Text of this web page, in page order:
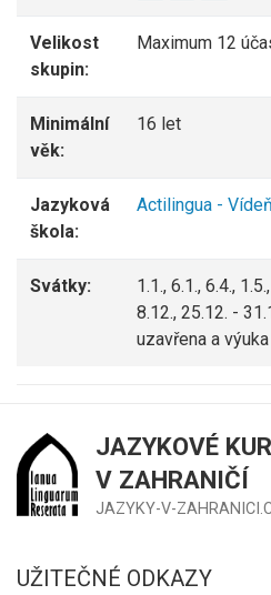
Velikost
skupin:
Maximum 12
Minimální
věk:
16 let
Jazyková
škola:
Actilingua - Vídeň
Svátky:
1.1., 6.1., 6.4.,
8.12., 25.12. -
uzavřena a
JAZYKOVÉ
V ZAHRANIČÍ
JAZYKY-V-
UŽITEČNÉ ODKAZY